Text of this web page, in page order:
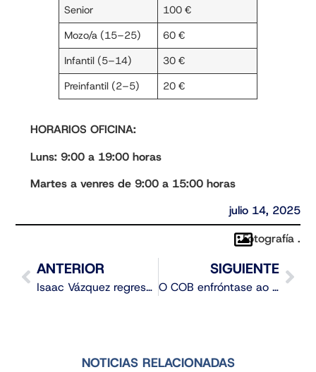
Senior
100 €
Mozo/a (15–25)
60 €
Infantil (5–14)
30 €
Preinfantil (2–5)
20 €
HORARIOS OFICINA:
Luns: 9:00 a 19:00 horas
Martes a venres de 9:00 a 15:00 horas
julio 14, 2025
Fotografía .
ANTERIOR
Isaac Vázquez regresa ao Club Ourense Baloncesto para formar parte do primeiro equipo
SIGUIENTE
O COB enfróntase ao Grupo Caesa Seguros Cartagena no debut da Copa España
NOTICIAS RELACIONADAS